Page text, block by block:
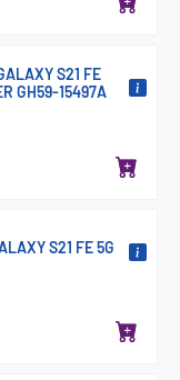
S21 FE
GH59-15497A
S21 FE 5G